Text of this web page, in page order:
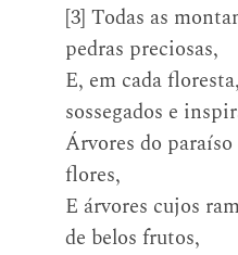
[3] Todas as
pedras preciosas,
E, em cada
sossegados e
Árvores do paraíso
flores,
E árvores cujos
de belos frutos,